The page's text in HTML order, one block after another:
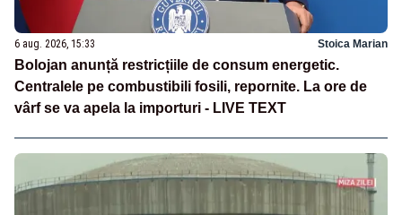
6 aug. 2026, 15:33 Stoica Marian
Bolojan anunță restricțiile de consum energetic.
Centralele pe combustibili fosili, repornite. La ore de
vârf se va apela la importuri - LIVE TEXT